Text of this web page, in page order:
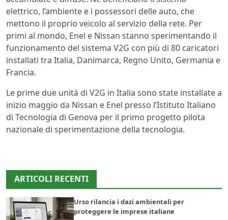
elettrico, l’ambiente e i possessori delle auto, che
mettono il proprio veicolo al servizio della rete. Per
primi al mondo, Enel e Nissan stanno sperimentando il
funzionamento del sistema V2G con più di 80 caricatori
installati tra Italia, Danimarca, Regno Unito, Germania e
Francia.
Le prime due unità di V2G in Italia sono state installate a
inizio maggio da Nissan e Enel presso l’Istituto Italiano
di Tecnologia di Genova per il primo progetto pilota
nazionale di sperimentazione della tecnologia.
ARTICOLI RECENTI
Urso rilancia i dazi ambientali per
proteggere le imprese italiane